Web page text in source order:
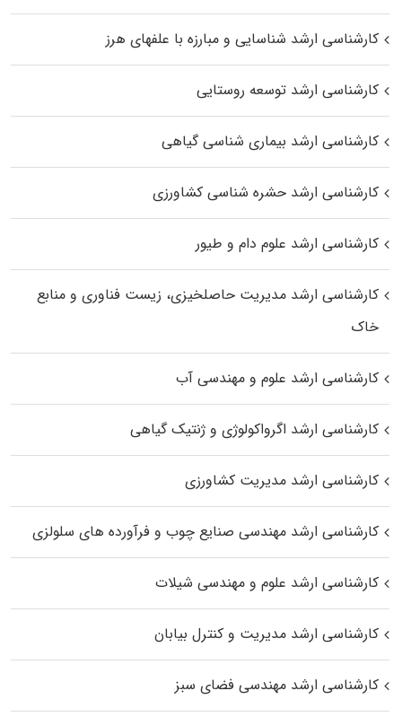
کارشناسی ارشد شناسایی و مبارزه با علفهای هرز
کارشناسی ارشد توسعه روستایی
کارشناسی ارشد بیماری‌ شناسی گیاهی
کارشناسی ارشد حشره‌ شناسی کشاورزی
کارشناسی ارشد علوم دام و طیور
کارشناسی ارشد مدیریت حاصلخیزی، زیست فناوری و منابع
خاک
کارشناسی ارشد علوم و مهندسی آب
کارشناسی ارشد اگرواکولوژی و ژنتیک گیاهی
کارشناسی ارشد مدیریت کشاورزی
کارشناسی ارشد مهندسی صنایع چوب و فرآورده‌ های سلولزی
کارشناسی ارشد علوم و مهندسی شیلات
کارشناسی ارشد مدیریت و کنترل بیابان
کارشناسی ارشد مهندسی فضای سبز